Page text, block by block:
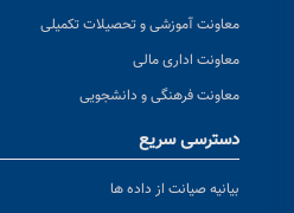
معاونت آموزشی و تحصیلات تکمیلی
معاونت اداری مالی
معاونت فرهنگی و دانشجویی
دسترسی سریع
بیانیه صیانت از داده ها